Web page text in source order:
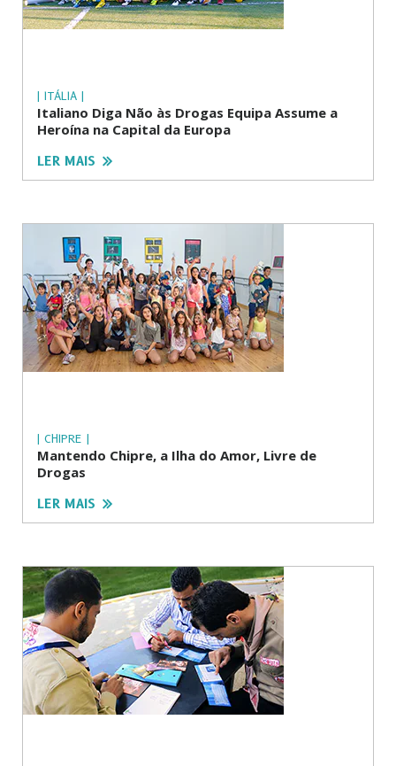
| ITÁLIA |
Italiano Diga Não às Drogas Equipa Assume a
Heroína na Capital da Europa
LER MAIS
| CHIPRE |
Mantendo Chipre, a Ilha do Amor, Livre de
Drogas
LER MAIS